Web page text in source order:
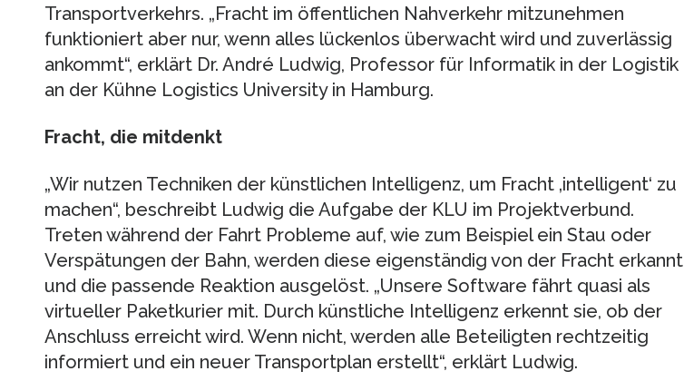
Transportverkehrs. „Fracht im öffentlichen Nahverkehr mitzunehmen
funktioniert aber nur, wenn alles lückenlos überwacht wird und zuverlässig
ankommt“, erklärt Dr. André Ludwig, Professor für Informatik in der Logistik
an der Kühne Logistics University in Hamburg.
Fracht, die mitdenkt
„Wir nutzen Techniken der künstlichen Intelligenz, um Fracht ‚intelligent‘ zu
machen“, beschreibt Ludwig die Aufgabe der KLU im Projektverbund.
Treten während der Fahrt Probleme auf, wie zum Beispiel ein Stau oder
Verspätungen der Bahn, werden diese eigenständig von der Fracht erkannt
und die passende Reaktion ausgelöst. „Unsere Software fährt quasi als
virtueller Paketkurier mit. Durch künstliche Intelligenz erkennt sie, ob der
Anschluss erreicht wird. Wenn nicht, werden alle Beteiligten rechtzeitig
informiert und ein neuer Transportplan erstellt“, erklärt Ludwig.